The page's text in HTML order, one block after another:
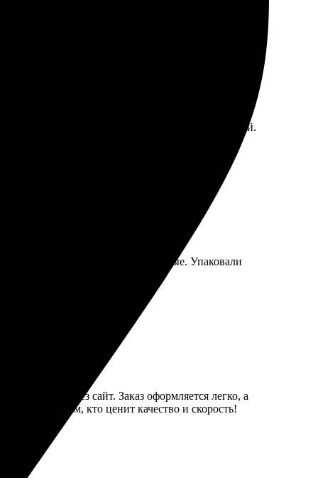
Процесс оформления заказа простой и удобный.
цвета яркие и насыщенные. Упаковали
фото через сайт. Заказ оформляется легко, а
всем, кто ценит качество и скорость!